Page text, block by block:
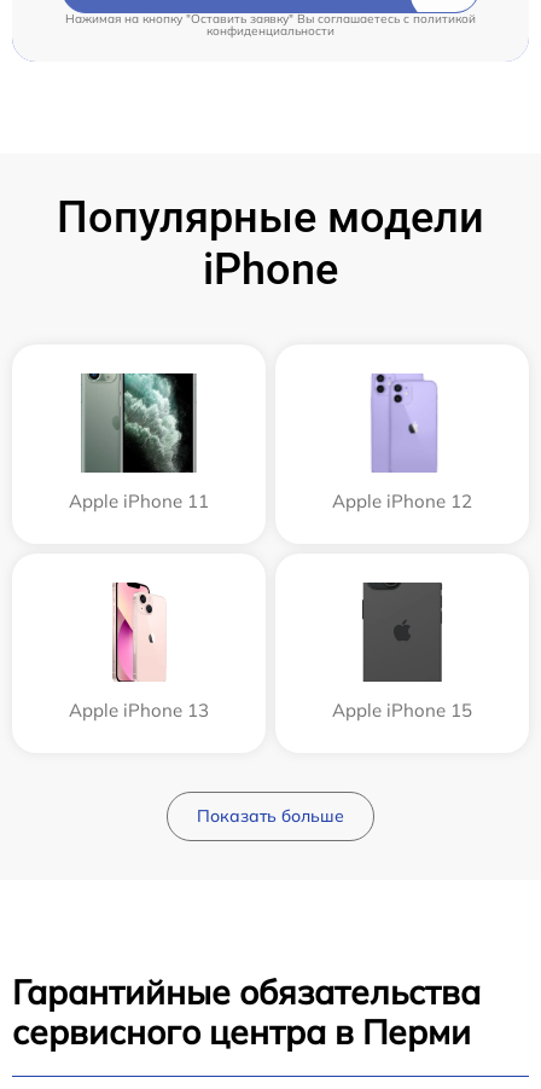
Нажимая на кнопку "Оставить заявку" Вы соглашаетесь cполитикой
конфиденциальности
Популярные модели
iPhone
Apple iPhone 11 Apple iPhone 12
Apple iPhone 13 Apple iPhone 15
Показать больше
Гарантийные обязательства
сервисного центра в Перми